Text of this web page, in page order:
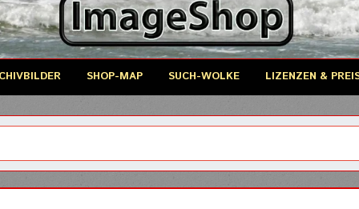
SHOP-MAP SUCH-WOLKE LIZENZEN &